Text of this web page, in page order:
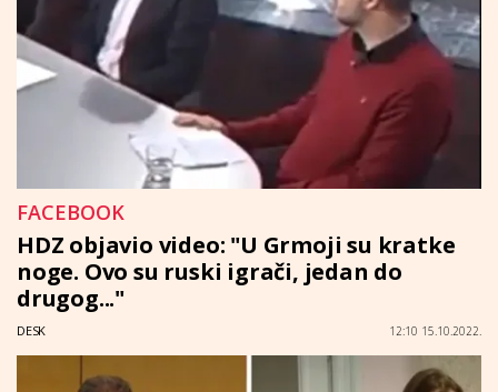
FACEBOOK
HDZ objavio video: "U Grmoji su kratke
noge. Ovo su ruski igrači, jedan do
drugog..."
DESK 12:10 15.10.2022.